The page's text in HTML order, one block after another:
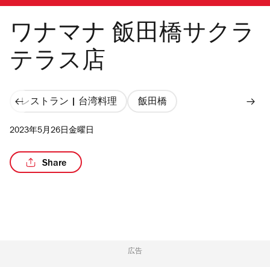
ワナマナ 飯田橋サクラ
テラス店
レストラン | 台湾料理 飯田橋
2023年5月26日金曜日
Share
広告